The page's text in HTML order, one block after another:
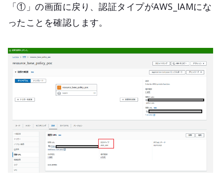
「①」の画面に戻り、認証タイプがAWS_IAMにな
ったことを確認します。